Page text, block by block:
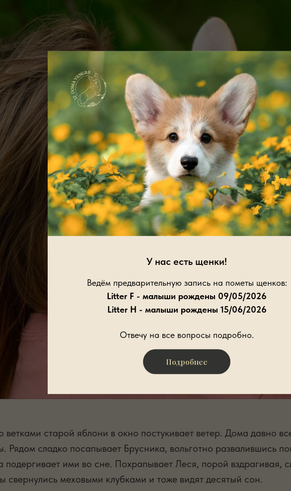
У нас есть щенки!
Ведём предварительную запись на пометы щенков:
Litter F - малыши рождены 09/05/2026
Litter H - малыши рождены 15/06/2026
Отвечу на все вопросы подробно.
Подробнее
ветками старой яблони в окно постукивает ветер. Дома давно
Рядом сладко посапывает Брусника, вольготно развалившись
подергивает ими во сне. Похрапывает Леся, порой вздрагивая,
свернулись меховыми клубками и тоже видят десятый сон.